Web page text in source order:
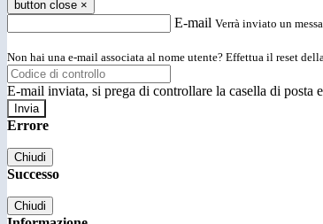
button close ×
E-mail Verrà inviato un
Non hai una e-mail associata al nome utente? Effettua il reset
E-mail inviata, si prega di controllare la casella di posta
Errore
Chiudi
Successo
Chiudi